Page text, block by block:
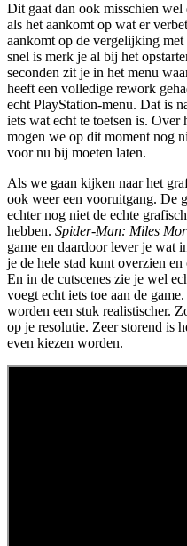
Dit gaat dan ook misschien wel
als het aankomt op wat er
aankomt op de vergelijking
snel is merk je al bij het
seconden zit je in het menu
heeft een volledige rework
echt PlayStation-menu. Dat is
iets wat echt te toetsen is. Over
mogen we op dit moment nog
voor nu bij moeten laten.
Als we gaan kijken naar het
ook weer een vooruitgang. De
echter nog niet de echte
hebben. Spider-Man: Miles
game en daardoor lever je wat
je de hele stad kunt overzien
En in de cutscenes zie je wel
voegt echt iets toe aan de
worden een stuk realistischer.
op je resolutie. Zeer storend is
even kiezen worden.